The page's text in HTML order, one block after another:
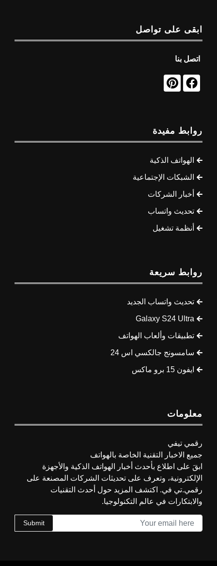
ابقى على تواصل
اتصل بنا
روابط مفيدة
الهواتف الذكية
الشبكات الإجتماعية
أخبار الشركات
تحديث واتساب
أنظمة تشغيل
روابط سريعة
تحديث واتساب الجديد
Galaxy S24 Ultra
تطبيقات وألعاب الهواتف
سامسونج جالكسي اس 24
ايفون 15 برو ماكس
معلومات
رقمي تيفي
جميع الاخبار التقنية الخاصة بالهواتف
ابقَ على اطلاع بأحدث أخبار الهواتف الذكية والأجهزة
الإلكترونية، وتعرف على تحديثات الشركات المصنعة على
رقمي.تي في. اكتشف المزيد حول أحدث التقنيات
والابتكارات في عالم التكنولوجيا.
Submit